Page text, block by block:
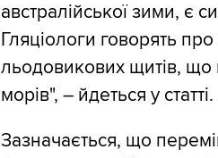
австралійської зими, є
Гляціологи говорять
льодовикових щитів, що
морів", – йдеться у статті.
Зазначається, що